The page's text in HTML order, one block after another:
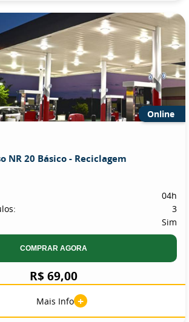
Online
NR 20 Básico - Reciclagem
04h
3
Sim
COMPRAR AGORA
R$ 69,00
Mais Info +